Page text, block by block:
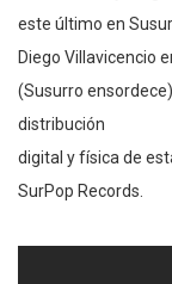
este último en
Diego Villavicencio
(Susurro
distribución
digital y física de
SurPop Records.